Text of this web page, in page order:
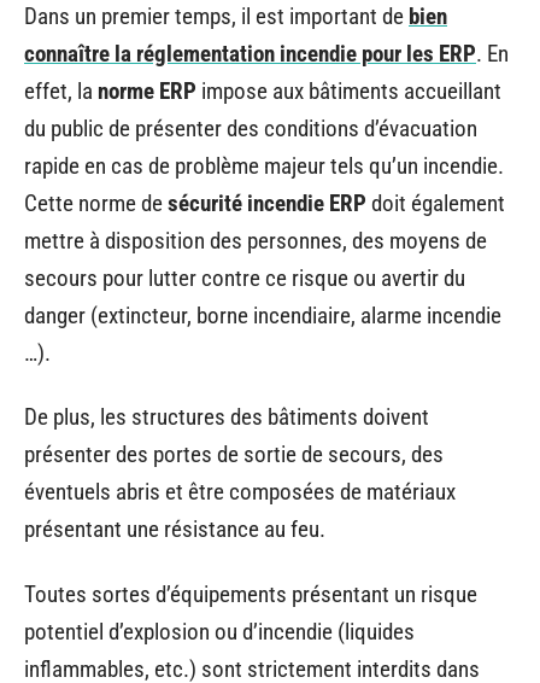
Dans un premier temps, il est important de bien
connaître la réglementation incendie pour les ERP. En
effet, la norme ERP impose aux bâtiments accueillant
du public de présenter des conditions d’évacuation
rapide en cas de problème majeur tels qu’un incendie.
Cette norme desécurité incendie ERP doit également
mettre à disposition des personnes, des moyens de
secours pour lutter contre ce risque ou avertir du
danger (extincteur, borne incendiaire, alarme incendie
…).
De plus, les structures des bâtiments doivent
présenter des portes de sortie de secours, des
éventuels abris et être composées de matériaux
présentant une résistance au feu.
Toutes sortes d’équipements présentant un risque
potentiel d’explosion ou d’incendie (liquides
inflammables, etc.) sont strictement interdits dans